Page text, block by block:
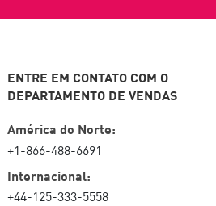
ENTRE EM CONTATO COM O
DEPARTAMENTO DE VENDAS
América do Norte:
+1-866-488-6691
Internacional:
+44-125-333-5558